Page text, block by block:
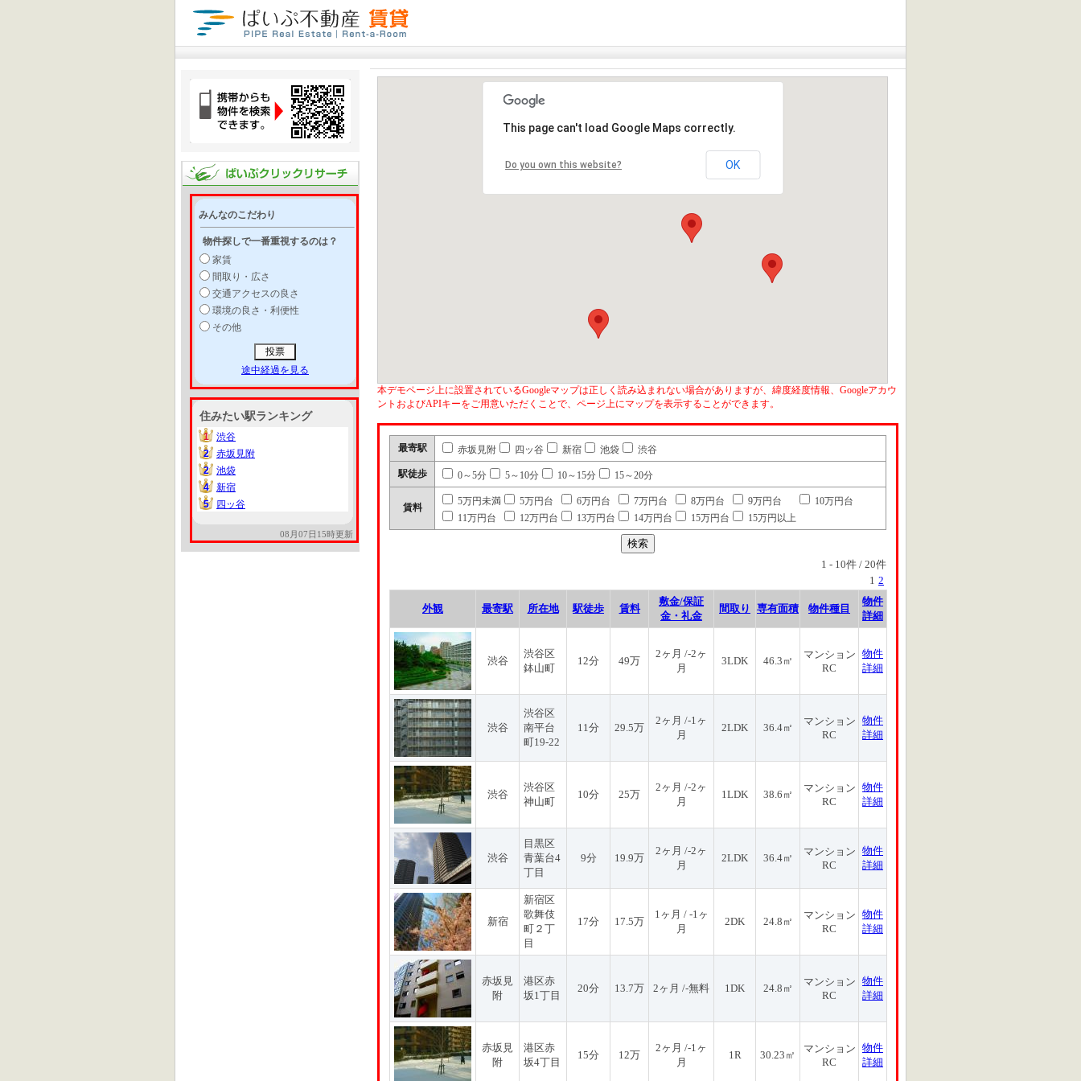
みんなのこだわり
物件探しで一番重視するのは？
家賃
間取り・広さ
交通アクセスの良さ
環境の良さ・利便性
その他
途中経過を見る
住みたい駅ランキング
1
1
渋谷
2
2
赤坂見附
2
2
池袋
4
4
新宿
5
5 四ッ谷
08月07日15時更新
This page can't load Google Maps correctly.
Do you own this website? OK
本デモページ上に設置されているGoogleマップは正しく読み込まれない場合がありますが、緯度経度情報、Googleアカウ
ントおよびAPIキーをご用意いただくことで、ページ上にマップを表示することができます。
最寄駅 赤坂見附 四ッ谷 新宿 池袋 渋谷
駅徒歩 0～5分 5～10分 10～15分 15～20分
賃料
5万円未満 5万円台 6万円台 7万円台 8万円台 9万円台
10万円台
11万円台
12万円台 13万円台 14万円台 15万円台 15万円以上
1 - 10件 / 20件
1 2
外観 最寄駅 所在地 駅徒歩 賃料
敷金/保証
金・礼金
間取り 専有面積 物件種目
物件
詳細
渋谷
渋谷区
鉢山町
12分 49万
2ヶ月 /-2ヶ
月
3LDK 46.3㎡
マンション
RC
物件
詳細
渋谷
渋谷区
南平台
町19-22
11分 29.5万
2ヶ月 /-1ヶ
月
2LDK 36.4㎡
マンション
RC
物件
詳細
渋谷
渋谷区
神山町
10分 25万
2ヶ月 /-2ヶ
月
1LDK 38.6㎡
マンション
RC
物件
詳細
渋谷
目黒区
青葉台4
丁目
9分 19.9万
2ヶ月 /-2ヶ
月
2LDK 36.4㎡
マンション
RC
物件
詳細
新宿
新宿区
歌舞伎
町２丁
目
17分 17.5万
1ヶ月 / -1ヶ
月
2DK 24.8㎡
マンション
RC
物件
詳細
赤坂見
附
港区赤
坂1丁目
20分 13.7万 2ヶ月 /-無料 1DK 24.8㎡
マンション
RC
物件
詳細
赤坂見
附
港区赤
坂4丁目
15分 12万
2ヶ月 /-1ヶ
月
1R 30.23㎡
マンション
RC
物件
詳細